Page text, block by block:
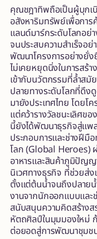
คุณชฎาทิพถือเป็นผู้บุกเ
อสังหาริมทรัพย์เพื่อการ
แลนด์มาร์กระดับโลกอย่
จนประสบความสำเร็จอ
พัฒนาโครงการอย่างยั่
ไม่เคยหยุดนิ่งในการสร้
เข้ากับนวัตกรรมที่ล้ำสมั
ปลายทางระดับโลกที่ดึ
มายังประเทศไทย โดยโ
แต่คว้ารางวัลชนะเลิศข
นี้ยังได้พัฒนาธุรกิจสู่แพ
ประกอบการและช่างฝีมื
โลก (Global Heroes)
อาหารและสินค้าภูมิปัญญ
นิเวศทางธุรกิจ ที่ช่วยส่
ตั้งแต่ต้นน้ำจนถึงปลายน้
งานจากนักออกแบบและ
สนับสนุนความคิดสร้าง
หัตถศิลป์ในมุมมองใหม่
ต่อยอดสู่การพัฒนาชุมช